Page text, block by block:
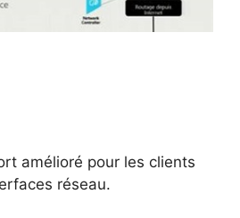
amélioré pour les clients
réseau.